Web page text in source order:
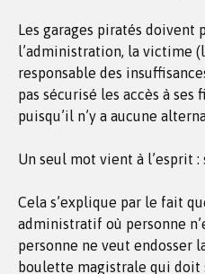
Les garages piratés doivent
l’administration, la victime
responsable des
pas sécurisé les accès à
puisqu’il n’y a aucune
Un seul mot vient à l’esprit
Cela s’explique par le fait
administratif où personne
personne ne veut endosser
boulette magistrale qui doit